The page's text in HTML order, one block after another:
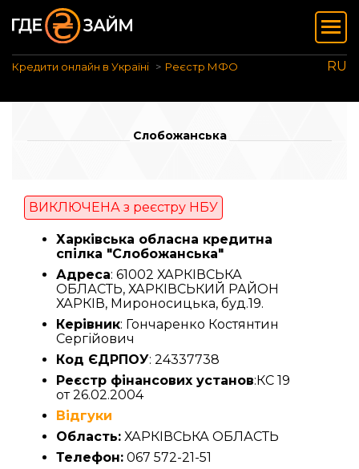
Кредити онлайн в Україні Реєстр МФО RU
Слобожанська
ВИКЛЮЧЕНА з реєстру НБУ
Харківська обласна кредитна
спілка "Слобожанська"
Адреса: 61002 ХАРКІВСЬКА
ОБЛАСТЬ, ХАРКІВСЬКИЙ РАЙОН
ХАРКІВ, Мироносицька, буд.19.
Керівник: Гончаренко Костянтин
Сергійович
Код ЄДРПОУ: 24337738
Реєстр фінансових установ:КС 19
от 26.02.2004
Відгуки
Область: ХАРКІВСЬКА ОБЛАСТЬ
Телефон: 067 572-21-51